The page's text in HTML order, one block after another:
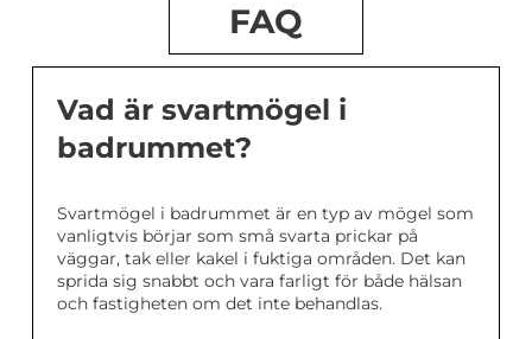
FAQ
Vad är svartmögel i
badrummet?
Svartmögel i badrummet är en typ av mögel som
vanligtvis börjar som små svarta prickar på
väggar, tak eller kakel i fuktiga områden. Det kan
sprida sig snabbt och vara farligt för både hälsan
och fastigheten om det inte behandlas.